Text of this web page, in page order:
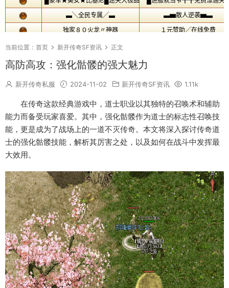
当前位置： 首页 新开传奇SF资讯 正文
高防高攻：强化骷髅的强大魅力
新开传奇私服 2024-11-02 新开传奇SF资讯 1.11k
在传奇这款经典游戏中，道士职业以其独特的召唤术和辅助
能力而备受玩家喜爱。其中，强化骷髅作为道士的标志性召唤技
能，更是成为了战场上的一道不灭传奇。本文将深入探讨传奇道
士的强化骷髅技能，解析其厉害之处，以及如何在战斗中发挥最
大效用。